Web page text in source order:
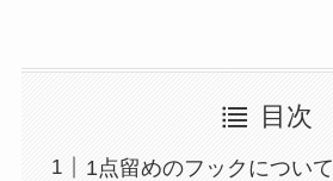
目次
1点留めのフックについて